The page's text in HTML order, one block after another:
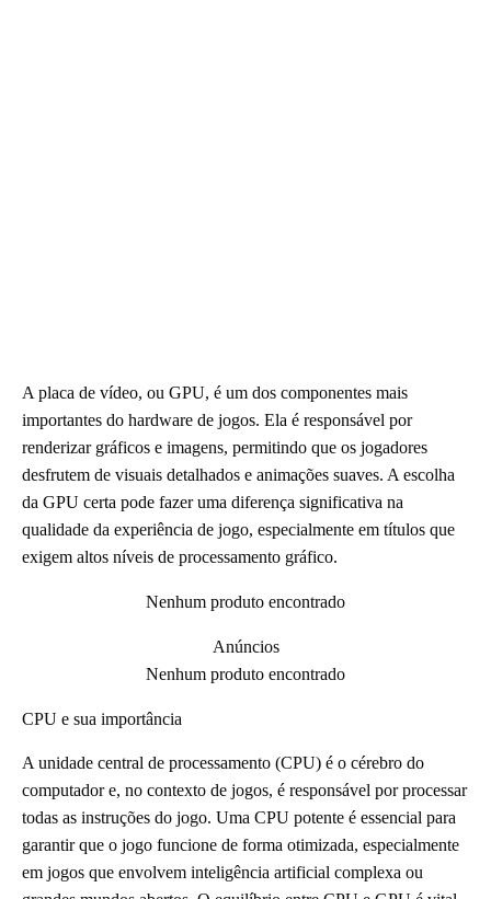
A placa de vídeo, ou GPU, é um dos componentes mais
importantes do hardware de jogos. Ela é responsável por
renderizar gráficos e imagens, permitindo que os jogadores
desfrutem de visuais detalhados e animações suaves. A escolha
da GPU certa pode fazer uma diferença significativa na
qualidade da experiência de jogo, especialmente em títulos que
exigem altos níveis de processamento gráfico.
Nenhum produto encontrado
Anúncios
Nenhum produto encontrado
CPU e sua importância
A unidade central de processamento (CPU) é o cérebro do
computador e, no contexto de jogos, é responsável por processar
todas as instruções do jogo. Uma CPU potente é essencial para
garantir que o jogo funcione de forma otimizada, especialmente
em jogos que envolvem inteligência artificial complexa ou